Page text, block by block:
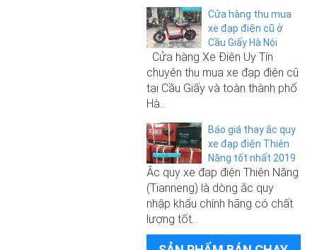
Cửa hàng thu mua
xe đạp điện cũ ở
Cầu Giấy Hà Nội
Cửa hàng Xe Điện Uy Tín
chuyên thu mua xe đạp điện cũ
tại Cầu Giấy và toàn thành phố
Hà...
Báo giá thay ắc quy
xe đạp điện Thiên
Năng tốt nhất 2019
Ắc quy xe đạp điện Thiên Năng
(Tianneng) là dòng ắc quy
nhập khẩu chính hãng có chất
lượng tốt...
Xe đạp điện M133 S3 Pro chính
hãng Before All 2021
250.000₫
6.500.000₫
Xe đạp điện Giant 133 Sport 2026
6.500.000₫
Xe đạp điện Giant 133 Sport 2026
(không phải đăng ký)
Xe đạp điện Giant M133 Pro 2026
(không phải đăng ký)
11.000.000₫
Xe đạp điện Nijia Cap A2 nhập